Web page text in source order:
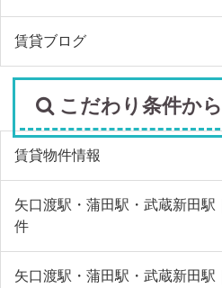
賃貸ブログ
こだわり条件か
賃貸物件情報
矢口渡駅・蒲田駅・武蔵新田駅
件
矢口渡駅・蒲田駅・武蔵新田駅